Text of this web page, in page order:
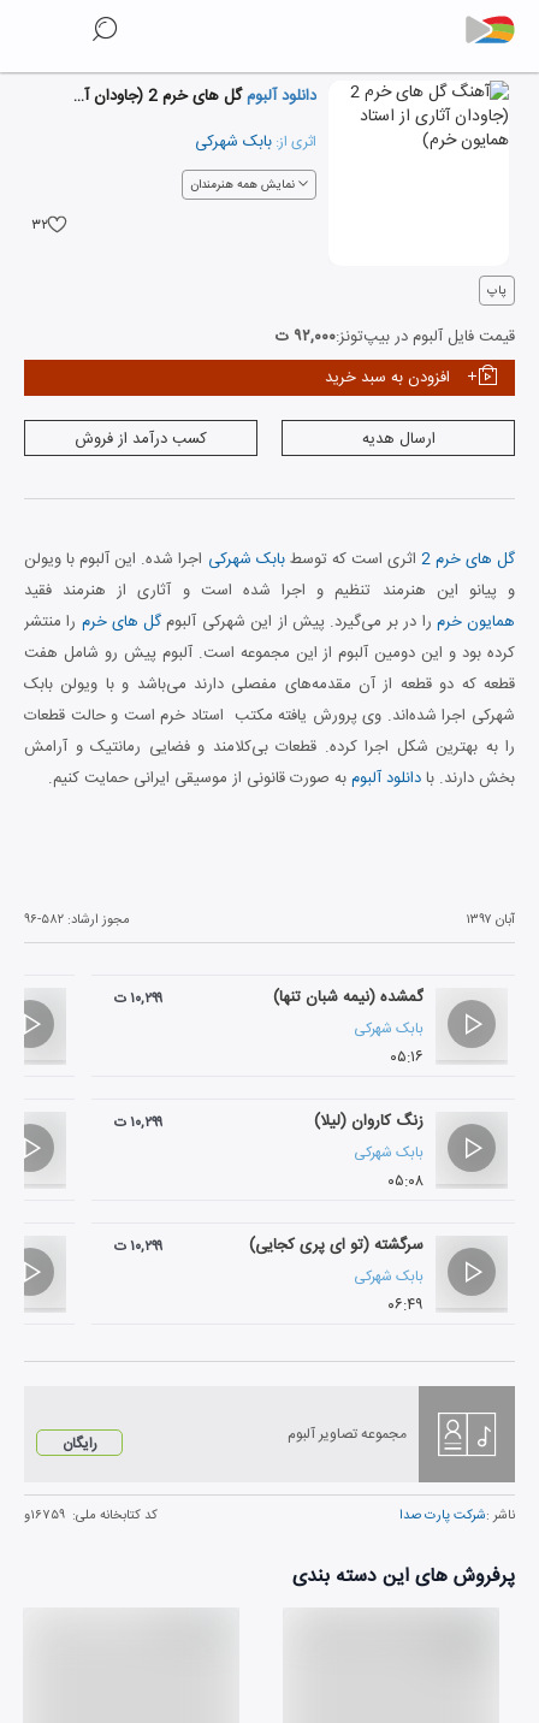
دانلود آلبومگل های خرم 2 (جاودان آثاری از استاد همایون خرم)
اثری از: بابک شهرکی
نمایش همه هنرمندان
۳۲
پاپ
قیمت فایل آلبوم در بیپ‌تونز:۹۲,۰۰۰ ت
افزودن به سبد خرید
ارسال هدیه کسب درآمد از فروش
گل های خرم 2 اثری است که توسطبابک شهرکی اجرا شده. این آلبوم با ویولن
و پیانو این هنرمند تنظیم و اجرا شده است و آثاری از هنرمند فقید
همایون خرمرا در بر می‌گیرد. پیش از این شهرکی آلبومگل های خرم را منتشر
کرده بود و این دومین آلبوم از این مجموعه است. آلبوم پیش رو شامل هفت
قطعه که دو قطعه از آن مقدمه‌های مفصلی دارند می‌باشد و با ویولن بابک
شهرکی اجرا شده‌اند. وی پرورش یافته مکتب استاد خرم است و حالت قطعات
را به بهترین شکل اجرا کرده. قطعات بی‌کلامند و فضایی رمانتیک و آرامش
بخش دارند. بادانلود آلبومبه صورت قانونی از موسیقی ایرانی حمایت کنیم.
آبان ۱۳۹۷ مجوز ارشاد: ۹۶-۵۸۲
گمشده (نیمه شبان تنها)
بابک شهرکی
۰۵:۱۶
۱۰,۲۹۹ ت
زنگ کاروان (لیلا)
بابک شهرکی
۰۵:۰۸
۱۰,۲۹۹ ت
سرگشته (تو ای پری کجایی)
بابک شهرکی
۰۶:۴۹
۱۰,۲۹۹ ت
مجموعه تصاویر آلبوم رایگان
ناشر :شرکت پارت صدا کد کتابخانه ملی: ۱۶۷۵۹و
پرفروش های این دسته بندی